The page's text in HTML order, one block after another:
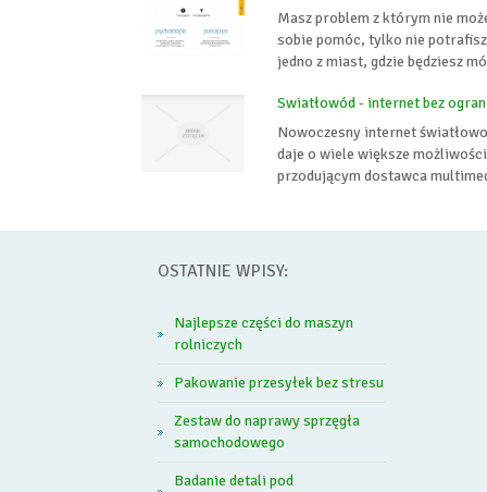
Masz problem z którym nie
sobie pomóc, tylko nie
jedno z miast, gdzie będziesz
Swiatłowód - internet bez
Nowoczesny internet
daje o wiele większe
przodującym dostawca
OSTATNIE WPISY:
Najlepsze części do maszyn
rolniczych
Pakowanie przesyłek bez stresu
Zestaw do naprawy sprzęgła
samochodowego
Badanie detali pod